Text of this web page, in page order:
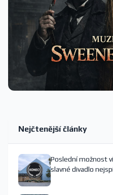
Nejčtenější články
Poslední možnost
slavné divadlo